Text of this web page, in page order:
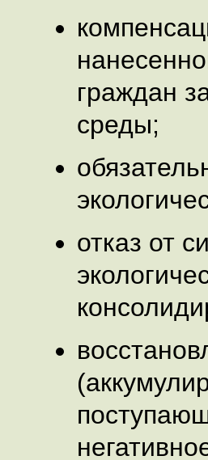
граждан
среды;
отказ от